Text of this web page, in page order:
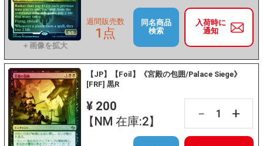
入荷時に
通知
週間販売数
1点
同名商品
検索
【JP】【Foil】《宮殿の包囲/Palace Siege》
[FRF] 黒R
¥ 200
【NM 在庫:2】
－ +